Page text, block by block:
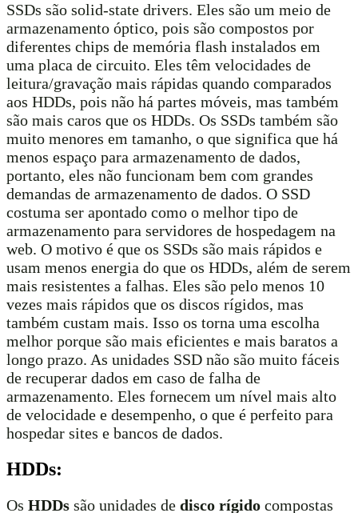
SSDs são solid-state drivers. Eles são um meio de
armazenamento óptico, pois são compostos por
diferentes chips de memória flash instalados em
uma placa de circuito. Eles têm velocidades de
leitura/gravação mais rápidas quando comparados
aos HDDs, pois não há partes móveis, mas também
são mais caros que os HDDs. Os SSDs também são
muito menores em tamanho, o que significa que há
menos espaço para armazenamento de dados,
portanto, eles não funcionam bem com grandes
demandas de armazenamento de dados. O SSD
costuma ser apontado como o melhor tipo de
armazenamento para servidores de hospedagem na
web. O motivo é que os SSDs são mais rápidos e
usam menos energia do que os HDDs, além de serem
mais resistentes a falhas. Eles são pelo menos 10
vezes mais rápidos que os discos rígidos, mas
também custam mais. Isso os torna uma escolha
melhor porque são mais eficientes e mais baratos a
longo prazo. As unidades SSD não são muito fáceis
de recuperar dados em caso de falha de
armazenamento. Eles fornecem um nível mais alto
de velocidade e desempenho, o que é perfeito para
hospedar sites e bancos de dados.
HDDs:
Os HDDs são unidades de disco rígido compostas